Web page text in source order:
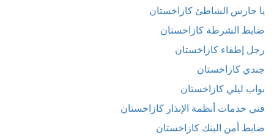
يا حارس الشاطئ كازاخستان
ضابط الشرطة كازاخستان
رجل إطفاء كازاخستان
جندي كازاخستان
بواب ليلي كازاخستان
فني خدمات أنظمة الإنذار كازاخستان
ضابط أمن البنك كازاخستان